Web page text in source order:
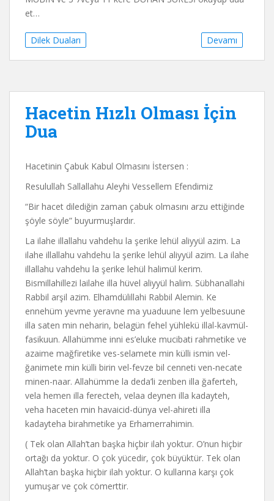
et…
Devamı
Dilek Duaları
Hacetin Hızlı Olması İçin
Dua
Hacetinin Çabuk Kabul Olmasını İstersen :
Resulullah Sallallahu Aleyhi Vessellem Efendimiz
“Bir hacet dilediğin zaman çabuk olmasını arzu ettiğinde
şöyle söyle” buyurmuşlardır.
La ilahe illallahu vahdehu la şerike lehül aliyyül azim. La
ilahe illallahu vahdehu la şerike lehül aliyyül azim. La ilahe
illallahu vahdehu la şerike lehül halimül kerim.
Bismillahillezi lailahe illa hüvel aliyyül halim. Sübhanallahi
Rabbil arşil azim. Elhamdülillahi Rabbil Alemin. Ke
ennehüm yevme yeravne ma yuaduune lem yelbesuune
illa saten min neharin, belagün fehel yühlekü illal-kavmül-
fasikuun. Allahümme inni es’eluke mucibati rahmetike ve
azaime mağfiretike ves-selamete min külli ismin vel-
ğanimete min külli birin vel-fevze bil cenneti ven-necate
minen-naar. Allahümme la deda’li zenben illa ğaferteh,
vela hemen illa ferecteh, velaa deynen illa kadayteh,
veha haceten min havaicid-dünya vel-ahireti illa
kadayteha birahmetike ya Erhamerrahimin.
( Tek olan Allah’tan başka hiçbir ilah yoktur. O’nun hiçbir
ortağı da yoktur. O çok yücedir, çok büyüktür. Tek olan
Allah’tan başka hiçbir ilah yoktur. O kullarına karşı çok
yumuşar ve çok cömerttir.